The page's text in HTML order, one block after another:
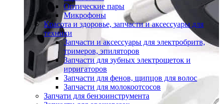
Оптические пары
Микрофоны
Красота и здоровье, запчасти и аксессуары для
техники
Запчасти и аксессуары для электробритв,
тримеров, эпиляторов
Запчасти для зубных электрощеток и
ирригаторов
Запчасти для фенов, щипцов для волос
Запчасти для молокоотсосов
Запчати для бензоинструмента